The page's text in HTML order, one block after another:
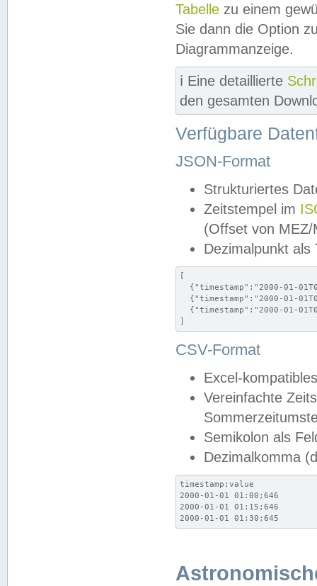
Tabelle zu einem
Sie dann die Option
Diagrammanzeige.
ℹ️ Eine detaillierte
den gesamten
Verfügbare
JSON-Format
Strukturiertes
Zeitstempel im
(Offset von MEZ/
Dezimalpunkt als
[
{"timestamp":"2000-01-
{"timestamp":"2000-01-
{"timestamp":"2000-01-
]
CSV-Format
Excel-
Vereinfachte
Semikolon als
Dezimalkomma
timestamp;value
2000-01-01 01:00;646
2000-01-01 01:15;646
2000-01-01 01:30;645